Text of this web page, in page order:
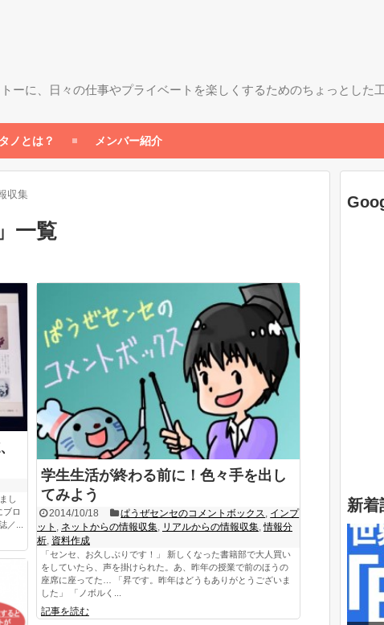
ーに、日々の仕事やプライベートを楽しくするためのちょっとした
ノとは？ メンバー紹介
収集
」 一覧
し
ブロ
／...
学生生活が終わる前に！色々手を出し
てみよう
2014/10/18 ぱうぜセンセのコメントボックス, インプ
ット , ネットからの情報収集, リアルからの情報収集,情報分
析, 資料作成
「センセ、お久しぶりです！」 新しくなった書籍部で大人買い
をしていたら、声を掛けられた。あ、昨年の授業で前のほうの
座席に座ってた… 「昇です。昨年はどうもありがとうございま
した」 「ノボルく...
記事を読む
新着